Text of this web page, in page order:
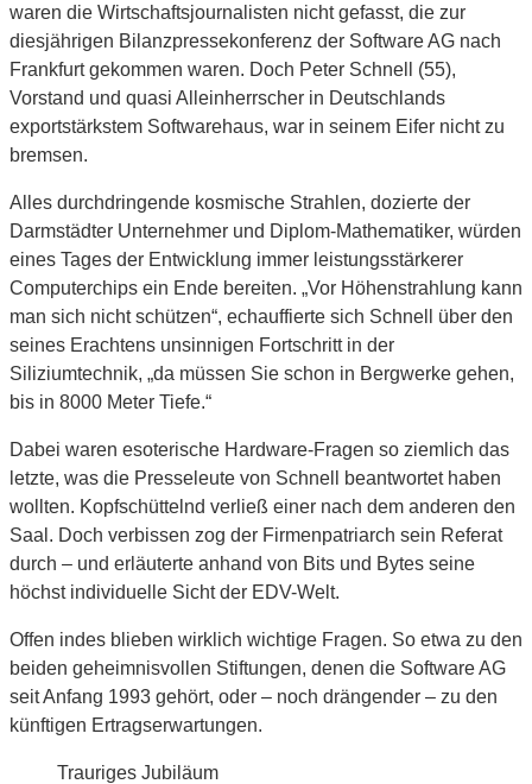
waren die Wirtschaftsjournalisten nicht gefasst, die zur
diesjährigen Bilanzpressekonferenz der Software AG nach
Frankfurt gekommen waren. Doch Peter Schnell (55),
Vorstand und quasi Alleinherrscher in Deutschlands
exportstärkstem Softwarehaus, war in seinem Eifer nicht zu
bremsen.
Alles durchdringende kosmische Strahlen, dozierte der
Darmstädter Unternehmer und Diplom-Mathematiker, würden
eines Tages der Entwicklung immer leistungsstärkerer
Computerchips ein Ende bereiten. „Vor Höhenstrahlung kann
man sich nicht schützen“, echauffierte sich Schnell über den
seines Erachtens unsinnigen Fortschritt in der
Siliziumtechnik, „da müssen Sie schon in Bergwerke gehen,
bis in 8000 Meter Tiefe.“
Dabei waren esoterische Hardware-Fragen so ziemlich das
letzte, was die Presseleute von Schnell beantwortet haben
wollten. Kopfschüttelnd verließ einer nach dem anderen den
Saal. Doch verbissen zog der Firmenpatriarch sein Referat
durch – und erläuterte anhand von Bits und Bytes seine
höchst individuelle Sicht der EDV-Welt.
Offen indes blieben wirklich wichtige Fragen. So etwa zu den
beiden geheimnisvollen Stiftungen, denen die Software AG
seit Anfang 1993 gehört, oder – noch drängender – zu den
künftigen Ertragserwartungen.
Trauriges Jubiläum